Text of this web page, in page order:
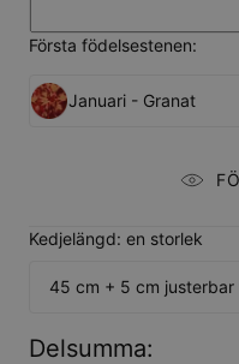
Första födelsestenen:
Januari - Granat
Kedjelängd: en storlek
45 cm + 5 cm justerbar
Delsumma: